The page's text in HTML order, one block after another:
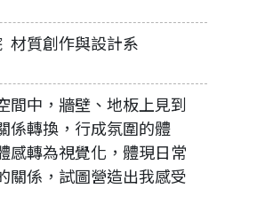
材質創作與設計系
間中，牆壁、地板上見到
係轉換，行成氛圍的體
感轉為視覺化，體現日常
關係，試圖營造出我感受